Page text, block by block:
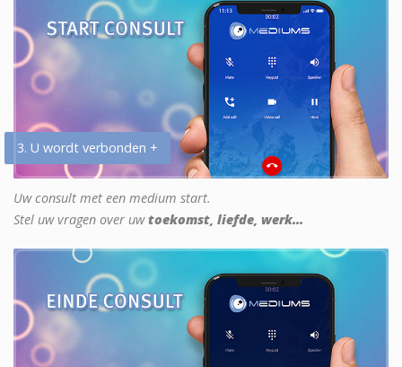
3. U wordt verbonden +
Uw consult met een medium start.
Stel uw vragen over uwtoekomst, liefde, werk...